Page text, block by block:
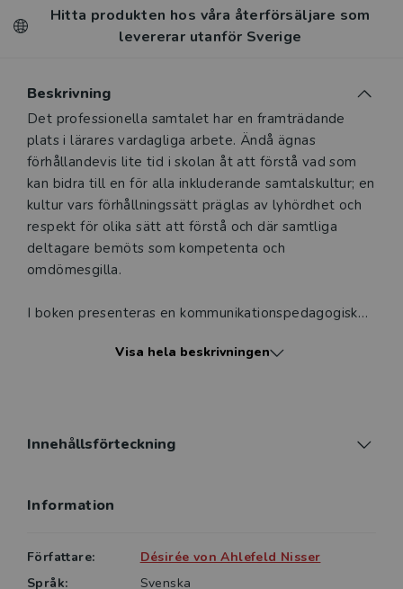
Hitta produkten hos våra återförsäljare som
levererar utanför Sverige
Beskrivning
Beskrivning
Det professionella samtalet har en framträdande
plats i lärares vardagliga arbete. Ändå ägnas
förhållandevis lite tid i skolan åt att förstå vad som
kan bidra till en för alla inkluderande samtalskultur; en
kultur vars förhållningssätt präglas av lyhördhet och
respekt för olika sätt att förstå och där samtliga
deltagare bemöts som kompetenta och
omdömesgilla.
I boken presenteras en kommunikationspedagogisk
och skola kan innebära. Denna teori varvas och
ramen för kollegialt lärande. Den
och Bornemark och har utvecklats och prövats inom
professionella sammanhang där man eftersträvar en
Visa hela beskrivningen
Innehållsförteckning
Information
Författare:
Désirée von Ahlefeld Nisser
Språk:
Svenska